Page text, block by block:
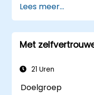
versterken.
PowerPoint-
presentatie
Een band met
van een idee,
Lees meer...
Met
21 Uren
Doelgroep